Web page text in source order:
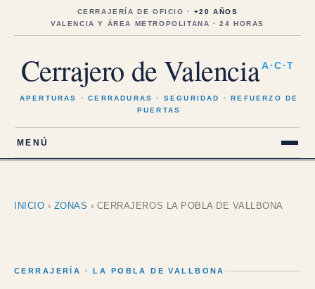
CERRAJERÍA DE OFICIO · +20 AÑOS
VALENCIA Y ÁREA METROPOLITANA · 24 HORAS
Cerrajero de Valencia A·C·T
APERTURAS · CERRADURAS · SEGURIDAD · REFUERZO DE
PUERTAS
MENÚ
INICIO › ZONAS › CERRAJEROS LA POBLA DE VALLBONA
CERRAJERÍA · LA POBLA DE VALLBONA